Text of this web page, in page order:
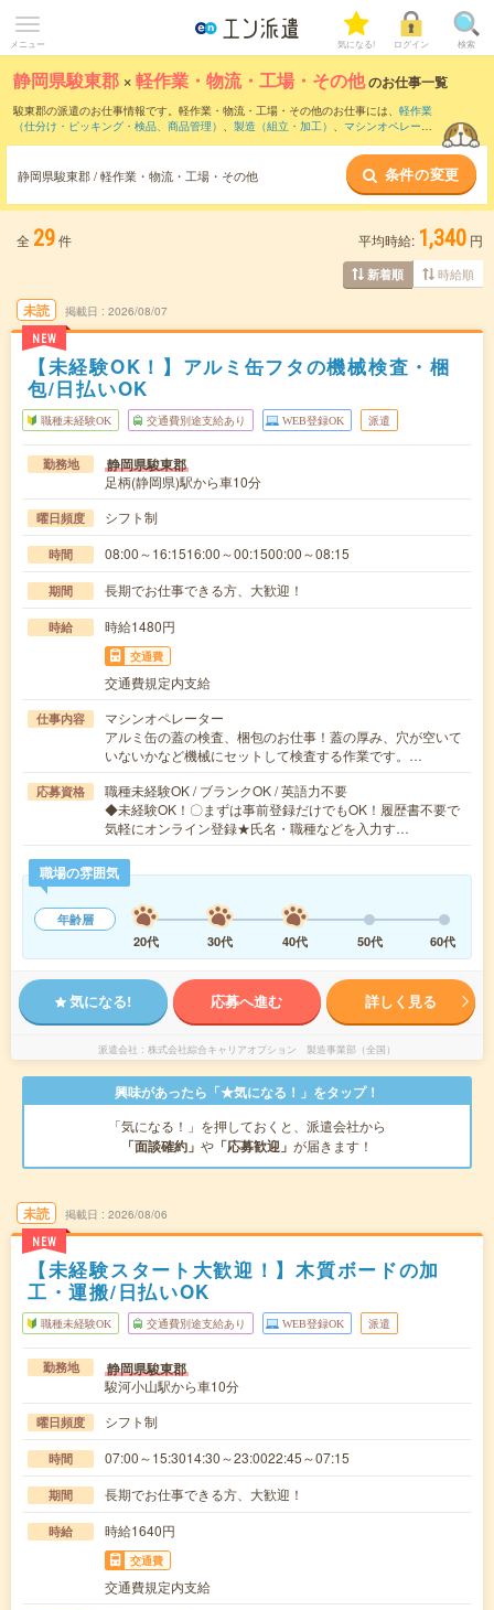
メニュー 気になる! ログイン 検索
静岡県駿東郡 ×軽作業・物流・工場・その他のお仕事一覧
駿東郡の派遣のお仕事情報です。軽作業・物流・工場・その他のお仕事には、 軽作業
（仕分け・ピッキング・検品、商品管理） 、 製造（組立・加工） 、 マシンオペレータ
静岡県駿東郡 / 軽作業・物流・工場・その他 条件の変更
全 29件 平均時給: 1,340 円
新着順 時給順
未読
NEW
掲載日 2026/08/07
【未経験OK！】アルミ缶フタの機械検査・梱
包/日払いOK
職種未経験OK 交通費別途支給あり WEB登録OK 派遣
勤務地 静岡県駿東郡
足柄(静岡県)駅から車10分
曜日頻度 シフト制
時間 08:00～16:1516:00～00:1500:00～08:15
期間 長期でお仕事できる方、大歓迎！
時給 時給1480円
交通費
交通費規定内支給
仕事内容
マシンオペレーター
アルミ缶の蓋の検査、梱包のお仕事！蓋の厚み、穴が空いて
いないかなど機械にセットして検査する作業です。…
応募資格
職種未経験OK / ブランクOK / 英語力不要
◆未経験OK！〇まずは事前登録だけでもOK！履歴書不要で
気軽にオンライン登録★氏名・職種などを入力す…
職場の雰囲気
年齢層
20代
30代 40代 50代 60代
気になる! 応募へ進む 詳しく見る
派遣会社 株式会社綜合キャリアオプション 製造事業部（全国）
興味があったら「★気になる！」をタップ！
「気になる！」を押しておくと、派遣会社から
「面談確約」 や 「応募歓迎」 が届きます！
未読
NEW
掲載日 2026/08/06
【未経験スタート大歓迎！】木質ボードの加
工・運搬/日払いOK
職種未経験OK 交通費別途支給あり WEB登録OK 派遣
勤務地 静岡県駿東郡
駿河小山駅から車10分
曜日頻度 シフト制
時間 07:00～15:3014:30～23:0022:45～07:15
期間 長期でお仕事できる方、大歓迎！
時給 時給1640円
交通費
交通費規定内支給